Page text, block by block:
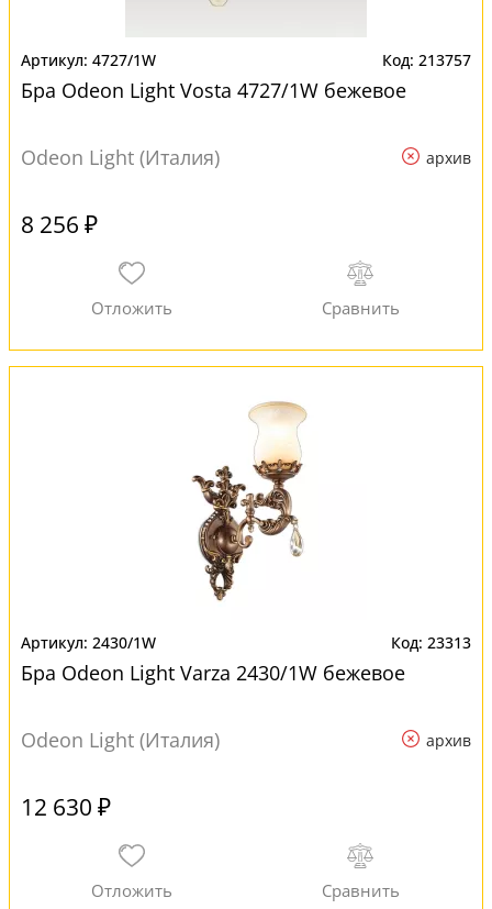
4727/1W 213757
Бра Odeon Light Vosta 4727/1W бежевое
Odeon Light (Италия) архив
8 256 ₽
2430/1W 23313
Бра Odeon Light Varza 2430/1W бежевое
Odeon Light (Италия) архив
12 630 ₽